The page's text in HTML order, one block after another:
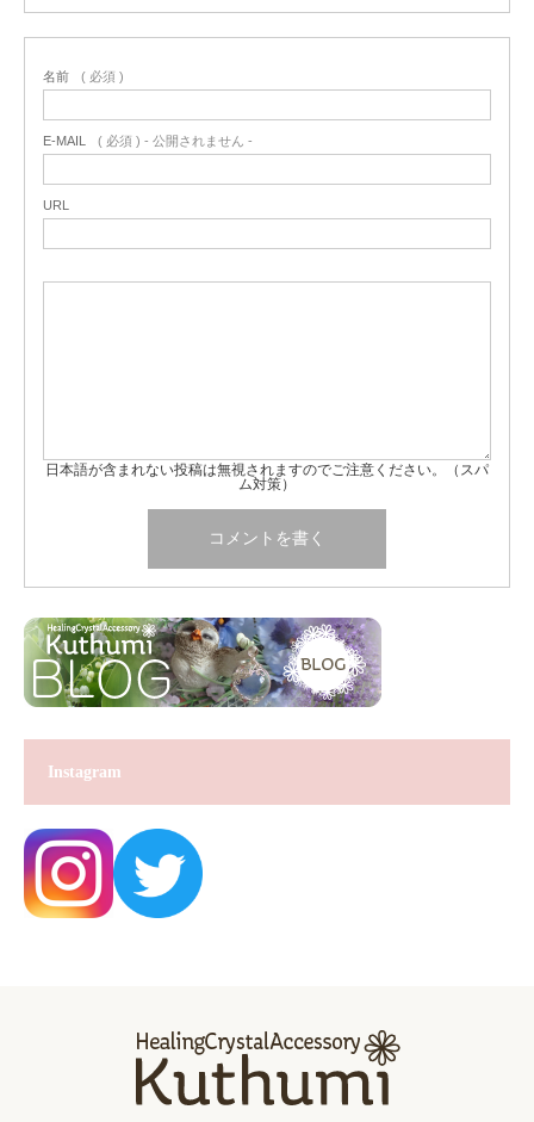
名前 ( 必須 )
E-MAIL ( 必須 ) - 公開されません -
URL
日本語が含まれない投稿は無視されますのでご注意ください。（スパ
ム対策）
Instagram